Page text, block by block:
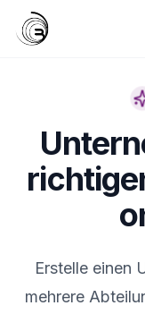
Erstelle einen
mehrere